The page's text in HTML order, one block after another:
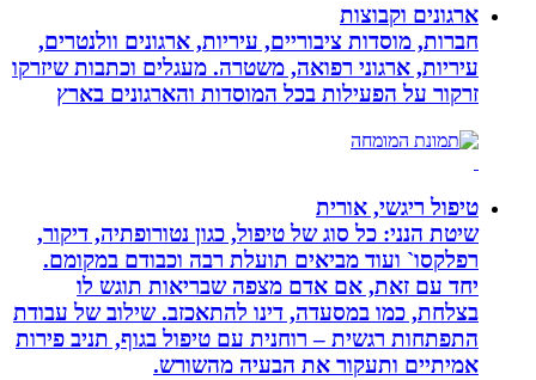
ארגונים וקבוצות
חברות, מוסדות ציבוריים, עיריות, ארגונים וולנטרים,
עיריות, ארגוני רפואה, משטרה. מעגלים וכתבות שיזרקו
זרקור על הפעילות בכל המוסדות והארגונים בארץ
טיפול ריגשי, אורית
שיטת הנני: כל סוג של טיפול, כגון נטורופתיה, דיקור,
רפלקסו` ועוד מביאים תועלת רבה וכבודם במקומם.
יחד עם זאת, אם אדם מצפה שבריאות תוגש לו
בצלחת, כמו במסעדה, דינו להתאכזב. שילוב של עבודת
התפתחות רגשית – רוחנית עם טיפול בגוף, תניב פירות
אמיתיים ותעקור את הבעיה מהשורש.